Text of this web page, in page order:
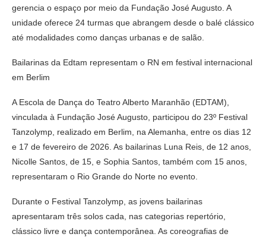
gerencia o espaço por meio da Fundação José Augusto. A
unidade oferece 24 turmas que abrangem desde o balé clássico
até modalidades como danças urbanas e de salão.
Bailarinas da Edtam representam o RN em festival internacional
em Berlim
A Escola de Dança do Teatro Alberto Maranhão (EDTAM),
vinculada à Fundação José Augusto, participou do 23º Festival
Tanzolymp, realizado em Berlim, na Alemanha, entre os dias 12
e 17 de fevereiro de 2026. As bailarinas Luna Reis, de 12 anos,
Nicolle Santos, de 15, e Sophia Santos, também com 15 anos,
representaram o Rio Grande do Norte no evento.
Durante o Festival Tanzolymp, as jovens bailarinas
apresentaram três solos cada, nas categorias repertório,
clássico livre e dança contemporânea. As coreografias de